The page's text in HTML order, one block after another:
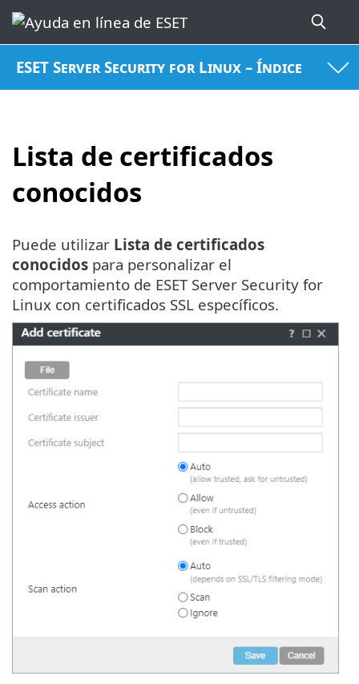
ESET Server Security for Linux – Índice
Lista de certificados
conocidos
Puede utilizar Lista de certificados
conocidos para personalizar el
comportamiento de ESET Server Security for
Linux con certificados SSL específicos.